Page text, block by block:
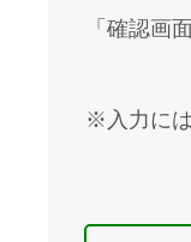
「確認画
※入力に